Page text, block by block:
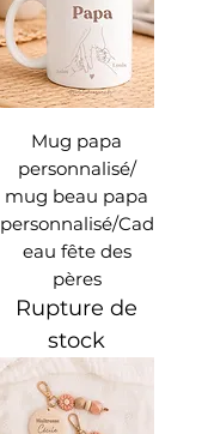
Mug papa
personnalisé/
mug beau papa
personnalisé/Cad
eau fête des
pères
Rupture de
stock